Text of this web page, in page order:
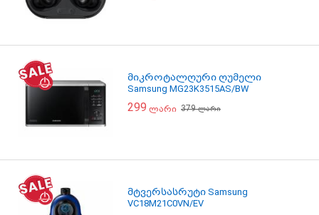
მიკროტალღური ღუმელი
Samsung MG23K3515AS/BW
299 ლარი 379ლარი
მტვერსასრუტი Samsung
VC18M21C0VN/EV